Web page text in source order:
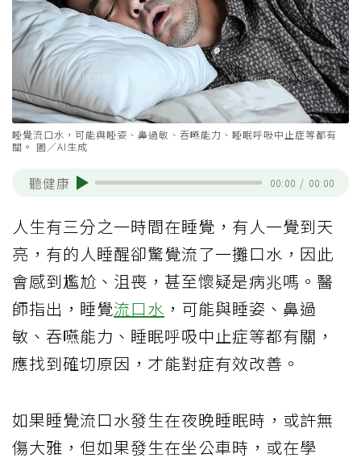
睡覺流口水，可能與睡姿、鼻過敏、吞嚥能力、睡眠呼吸中止症等都有
關。 圖／AI生成
聽健康 00:00 / 00:00
人生有三分之一時間在睡覺，有人一覺到天
亮，有的人睡醒卻驚覺流了一攤口水，因此
會感到尷尬、沮喪，甚至懷疑是病兆嗎。醫
師指出，睡覺流口水 ，可能與睡姿、鼻過
敏、吞嚥能力、睡眠呼吸中止症等都有關，
應找到確切原因，才能對症有效改善。
如果睡覺流口水發生在夜晚睡眠時，或許無
傷大雅，但如果發生在坐公車時，或在學